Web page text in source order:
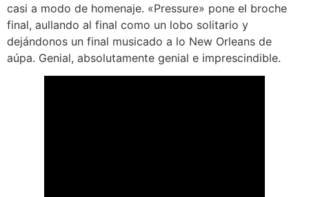
casi a modo de homenaje. «Pressure» pone el broche
final, aullando al final como un lobo solitario y
dejándonos un final musicado a lo New Orleans de
aúpa. Genial, absolutamente genial e imprescindible.